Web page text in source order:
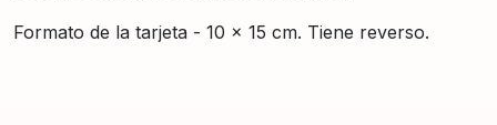
Formato de la tarjeta - 10 × 15 cm. Tiene reverso.